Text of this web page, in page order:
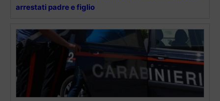
arrestati padre e figlio